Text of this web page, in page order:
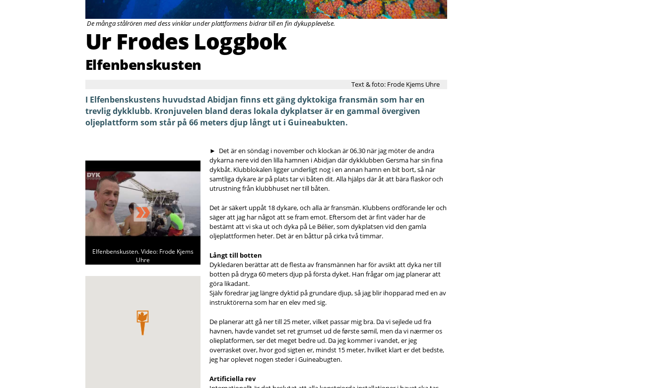
De många stålrören med dess vinklar under plattformens bidrar till en fin dykupplevelse.
Ur Frodes Loggbok
Elfenbenskusten
Text & foto: Frode Kjems Uhre
I Elfenbenskustens huvudstad Abidjan finns ett gäng dyktokiga fransmän som har en
trevlig dykklubb. Kronjuvelen bland deras lokala dykplatser är en gammal övergiven
oljeplattform som står på 66 meters djup långt ut i Guineabukten.
► Det är en söndag i november och klockan är 06.30 när jag möter de andra
dykarna nere vid den lilla hamnen i Abidjan där dykklubben Gersma har sin fina
dykbåt. Klubblokalen ligger underligt nog i en annan hamn en bit bort, så när
samtliga dykare är på plats tar vi båten dit. Alla hjälps där åt att bära flaskor och
utrustning från klubbhuset ner till båten.
Det är säkert uppåt 18 dykare, och alla är fransmän. Klubbens ordförande ler och
säger att jag har något att se fram emot. Eftersom det är fint väder har de
bestämt att vi ska ut och dyka på Le Bélier, som dykplatsen vid den gamla
oljeplattformen heter. Det är en båttur på cirka två timmar.
Långt till botten
Dykledaren berättar att de flesta av fransmännen har för avsikt att dyka ner till
botten på dryga 60 meters djup på första dyket. Han frågar om jag planerar att
göra likadant.
Själv föredrar jag längre dyktid på grundare djup, så jag blir ihopparad med en av
instruktörerna som har en elev med sig.
De planerar att gå ner till 25 meter, vilket passar mig bra. Da vi sejlede ud fra
havnen, havde vandet set ret grumset ud de første sømil, men da vi nærmer os
olieplatformen, ser det meget bedre ud. Da jeg kommer i vandet, er jeg
overrasket over, hvor god sigten er, mindst 15 meter, hvilket klart er det bedste,
jeg har oplevet nogen steder i Guineabugten.
Artificiella rev
Elfenbenskusten. Video: Frode Kjems
Uhre